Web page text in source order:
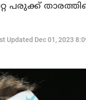
പരുക്ക്
Updated Dec 01, 2023